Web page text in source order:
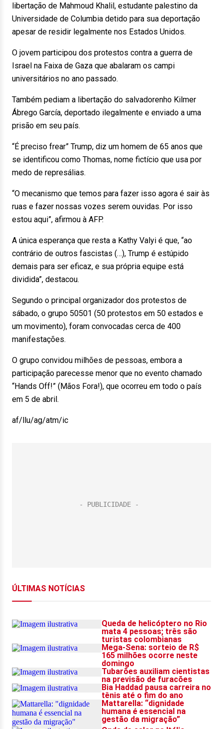
libertação de Mahmoud Khalil, estudante palestino da
Universidade de Columbia detido para sua deportação
apesar de residir legalmente nos Estados Unidos.
O jovem participou dos protestos contra a guerra de
Israel na Faixa de Gaza que abalaram os campi
universitários no ano passado.
Também pediam a libertação do salvadorenho Kilmer
Ábrego García, deportado ilegalmente e enviado a uma
prisão em seu país.
“É preciso frear” Trump, diz um homem de 65 anos que
se identificou como Thomas, nome fictício que usa por
medo de represálias.
“O mecanismo que temos para fazer isso agora é sair às
ruas e fazer nossas vozes serem ouvidas. Por isso
estou aqui”, afirmou à AFP.
A única esperança que resta a Kathy Valyi é que, “ao
contrário de outros fascistas (…), Trump é estúpido
demais para ser eficaz, e sua própria equipe está
dividida”, destacou.
Segundo o principal organizador dos protestos de
sábado, o grupo 50501 (50 protestos em 50 estados e
um movimento), foram convocadas cerca de 400
manifestações.
O grupo convidou milhões de pessoas, embora a
participação parecesse menor que no evento chamado
“Hands Off!” (Mãos Fora!), que ocorreu em todo o país
em 5 de abril.
af/llu/ag/atm/ic